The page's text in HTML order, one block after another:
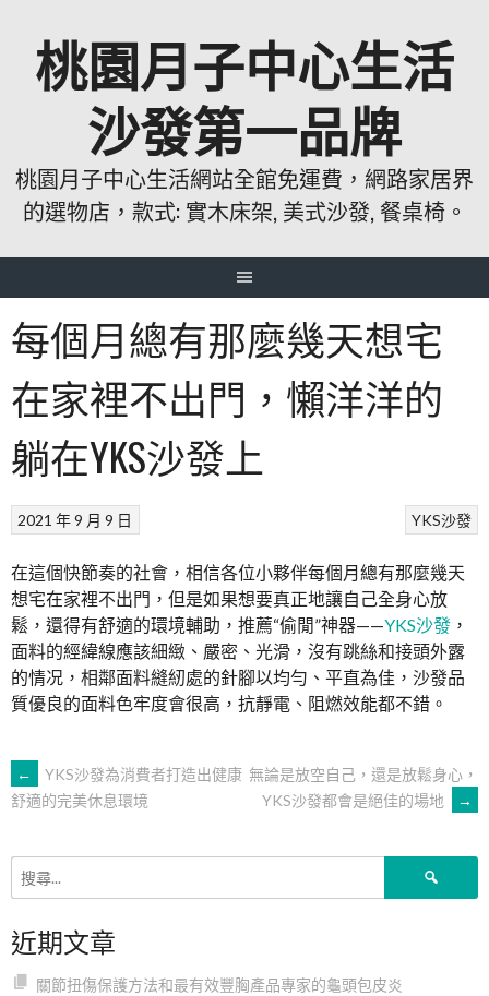
桃園月子中心生活
沙發第一品牌
桃園月子中心生活網站全館免運費，網路家居界
的選物店，款式: 實木床架, 美式沙發, 餐桌椅。
每個月總有那麼幾天想宅
在家裡不出門，懶洋洋的
躺在YKS沙發上
YKS沙發
2021 年 9 月 9 日
在這個快節奏的社會，相信各位小夥伴每個月總有那麼幾天
想宅在家裡不出門，但是如果想要真正地讓自己全身心放
鬆，還得有舒適的環境輔助，推薦“偷閒”神器——YKS沙發 ，
面料的經緯線應該細緻、嚴密、光滑，沒有跳絲和接頭外露
的情况，相鄰面料縫紉處的針腳以均勻、平直為佳，沙發品
質優良的面料色牢度會很高，抗靜電、阻燃效能都不錯。
文
章
導
覽
←
YKS沙發為消費者打造出健康
舒適的完美休息環境
無論是放空自己，還是放鬆身心，
YKS沙發都會是絕佳的場地
→
近期文章
關節扭傷保護方法和最有效豐胸產品專家的龜頭包皮炎